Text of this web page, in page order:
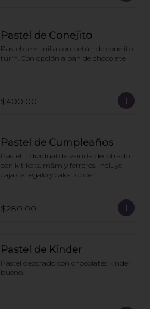
Pastel de Conejito
Pastel de vainilla con betún de conejito
turín. Con opción a pan de chocolate
$400.00
Pastel de Cumpleaños
Pastel individual de vainilla decotrado
con kit kats, m&m y ferreros. Incluye
caja de regalo y cake topper
$280.00
Pastel de Kínder
Pastel decorado con chocolates kinder
bueno.